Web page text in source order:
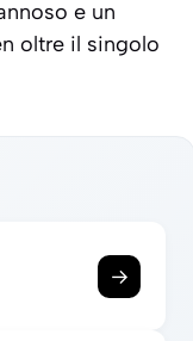
e un
oltre il singolo
→